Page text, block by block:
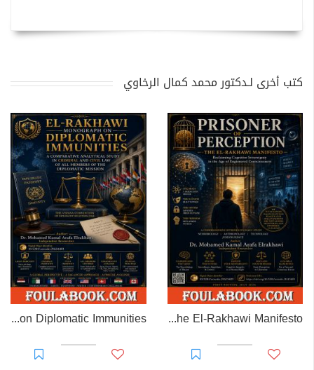
كتب أخرى لـدكتور محمد كمال الرخاوي
Prisoner of Perception: The El-Rakhawi Manifesto
EL-RAKHAWI MONOGRAPH on Diplomatic Immunities